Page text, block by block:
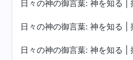
日々の神の御言葉: 神を知る |
日々の神の御言葉: 神を知る |
日々の神の御言葉: 神を知る |